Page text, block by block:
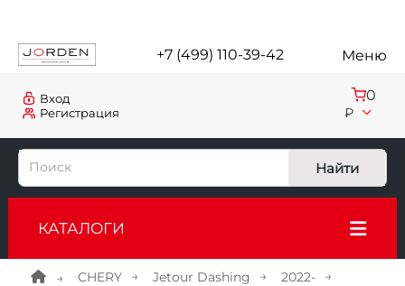
+7 (499) 110-39-42 Меню
Регистрация
Вход 0
₽
Найти
КАТАЛОГИ
CHERY Jetour Dashing
2022-